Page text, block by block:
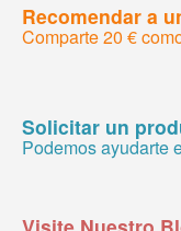
Recomendar a
Comparte 20 €
Solicitar un
Podemos ayudarte
Visite Nuestro